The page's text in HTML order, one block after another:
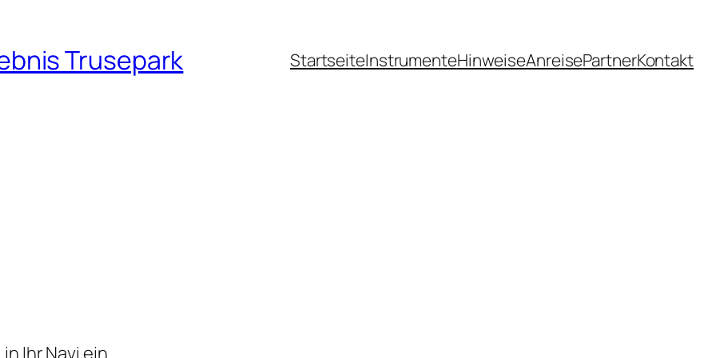
Trusepark StartseiteInstrumenteHinweiseAnreisePartnerKontakt